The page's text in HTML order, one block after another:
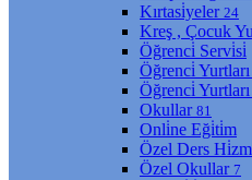
Kırtasi̇yeler 24
Kreş , Çocuk
Öğrenci̇ Servi̇si̇
Öğrenci̇
Öğrenci̇
Okullar 81
Onli̇ne Eği̇ti̇m
Özel Ders
Özel Okullar 7